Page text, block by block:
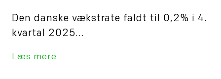
Den danske vækstrate faldt til 0,2% i 4.
kvartal 2025...
Læs mere